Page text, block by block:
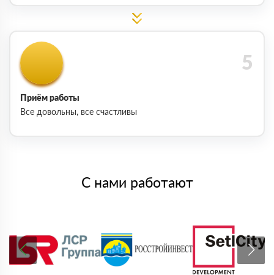
Приём работы
Все довольны, все счастливы
С нами работают